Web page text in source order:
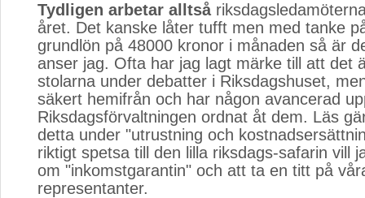
Tydligen arbetar alltså
året. Det kanske låter tufft men med tanke
grundlön på 48000 kronor i månaden så är
anser jag. Ofta har jag lagt märke till att det
stolarna under debatter i Riksdagshuset,
säkert hemifrån och har någon avancerad
Riksdagsförvaltningen ordnat åt dem. Läs
detta under "utrustning och
riktigt spetsa till den lilla riksdags-safarin vill
om "inkomstgarantin" och att ta en titt på
representanter.